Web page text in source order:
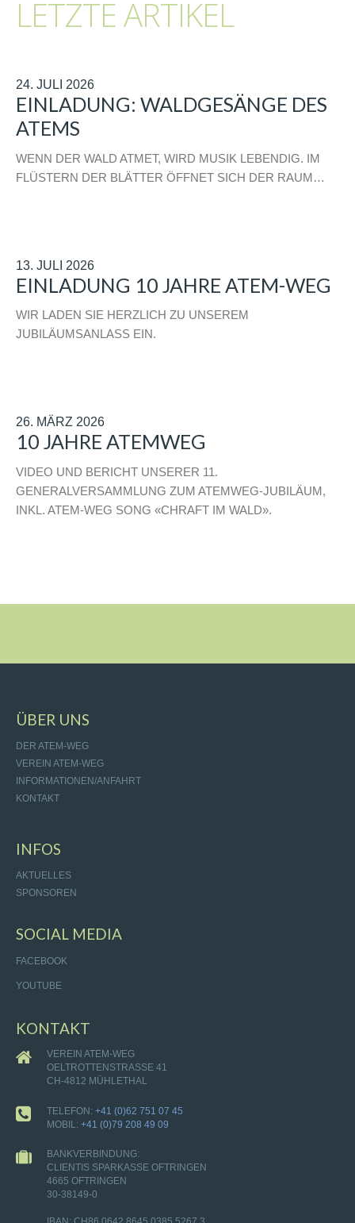
LETZTE ARTIKEL
24. JULI 2026
EINLADUNG: WALDGESÄNGE DES
ATEMS
WENN DER WALD ATMET, WIRD MUSIK LEBENDIG. IM
FLÜSTERN DER BLÄTTER ÖFFNET SICH DER RAUM…
13. JULI 2026
EINLADUNG 10 JAHRE ATEM-WEG
WIR LADEN SIE HERZLICH ZU UNSEREM
JUBILÄUMSANLASS EIN.
26. MÄRZ 2026
10 JAHRE ATEMWEG
VIDEO UND BERICHT UNSERER 11.
GENERALVERSAMMLUNG ZUM ATEMWEG-JUBILÄUM,
INKL. ATEM-WEG SONG «CHRAFT IM WALD».
ÜBER UNS
DER ATEM-WEG
VEREIN ATEM-WEG
INFORMATIONEN/ANFAHRT
KONTAKT
INFOS
AKTUELLES
SPONSOREN
SOCIAL MEDIA
FACEBOOK
YOUTUBE
KONTAKT
VEREIN ATEM-WEG
OELTROTTENSTRASSE 41
CH-4812 MÜHLETHAL
TELEFON: +41 (0)62 751 07 45
MOBIL: +41 (0)79 208 49 09
BANKVERBINDUNG:
CLIENTIS SPARKASSE OFTRINGEN
4665 OFTRINGEN
30-38149-0